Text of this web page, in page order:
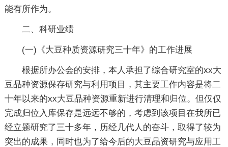
能有所作为。
二、科研业绩
(一)《大豆种质资源研究三十年》的工作进展
根据所办公会的安排，本人承担了综合研究室的xx大
豆品种资源保存研究与利用项目，其主要工作内容是将二
十年以来的xx大豆品种资源重新进行清理和归位。但仅仅
完成归位入库保存是远远不够的，考虑到该项目在我所已
经立题研究了三十多年，历经几代人的奋斗，取得了较为
突出的成果，同时也为了给今后的大豆品资研究与应用工